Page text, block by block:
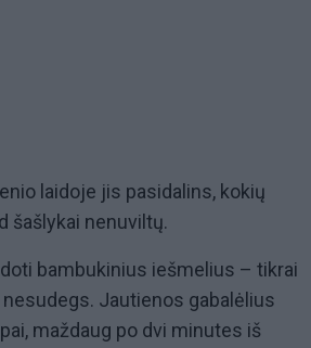
laidoje jis pasidalins, kokių
šašlykai nenuviltų.
bambukinius iešmelius – tikrai
Jautienos gabalėlius
maždaug po dvi minutes iš